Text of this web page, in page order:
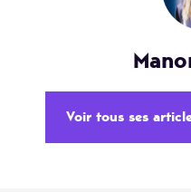
Voir tous ses